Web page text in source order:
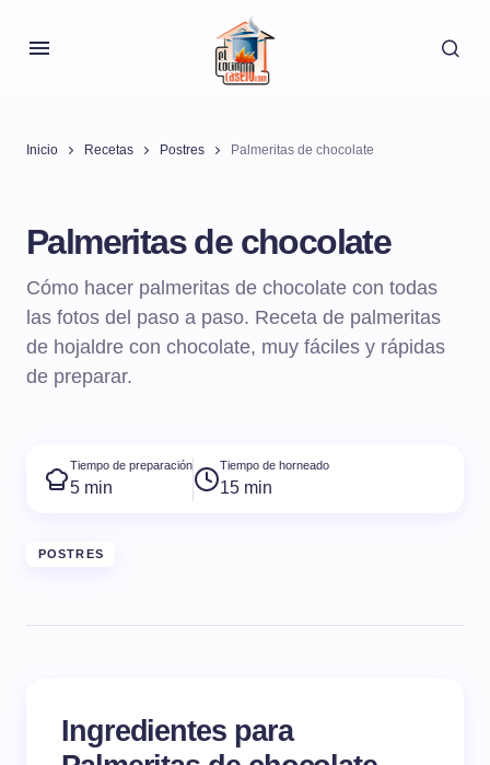
Inicio Recetas Postres Palmeritas de chocolate
Palmeritas de chocolate
Cómo hacer palmeritas de chocolate con todas
las fotos del paso a paso. Receta de palmeritas
de hojaldre con chocolate, muy fáciles y rápidas
de preparar.
Tiempo de preparación
5 min
Tiempo de horneado
15 min
POSTRES
Ingredientes para